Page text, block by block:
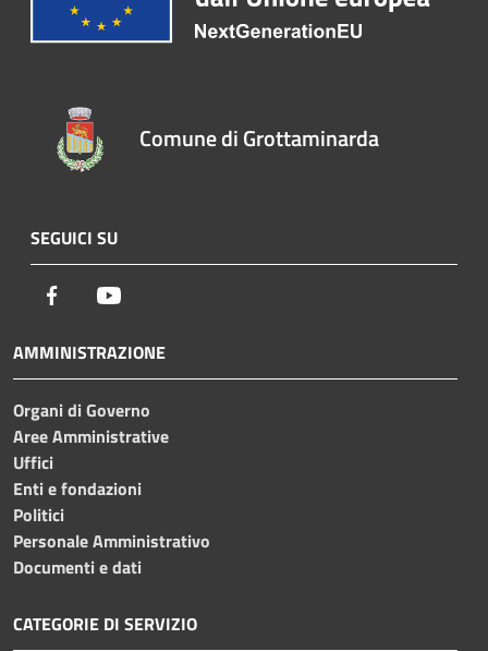
Comune di Grottaminarda
SEGUICI SU
Facebook
AMMINISTRAZIONE
Organi di Governo
Aree Amministrative
Uffici
Enti e fondazioni
Politici
Personale Amministrativo
Documenti e dati
CATEGORIE DI SERVIZIO